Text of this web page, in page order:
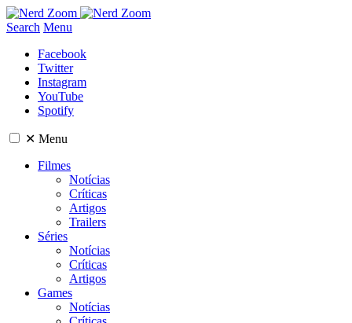
Search Menu
Facebook
Twitter
Instagram
YouTube
Spotify
✕ Menu
Filmes
Notícias
Críticas
Artigos
Trailers
Séries
Notícias
Críticas
Artigos
Games
Notícias